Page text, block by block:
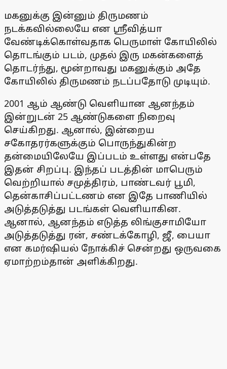
மகனுக்கு இன்னும் திருமணம்
நடக்கவில்லையே என ஸ்ரீவித்யா
வேண்டிக்கொள்வதாக பெருமாள் கோயிலில்
தொடங்கும் படம், முதல் இரு மகன்களைத்
தொடர்ந்து, மூன்றாவது மகனுக்கும் அதே
கோயிலில் திருமணம் நடப்பதோடு முடியும்.
2001 ஆம் ஆண்டு வெளியான ஆனந்தம்
இன்றுடன் 25 ஆண்டுகளை நிறைவு
செய்கிறது. ஆனால், இன்றைய
சகோதரர்களுக்கும் பொருந்துகின்ற
தன்மையிலேயே இப்படம் உள்ளது என்பதே
இதன் சிறப்பு. இந்தப் படத்தின் மாபெரும்
வெற்றியால் சமுத்திரம், பாண்டவர் பூமி,
தென்காசிப்பட்டணம் என இதே பாணியில்
அடுத்தடுத்து படங்கள் வெளியாகின.
ஆனால், ஆனந்தம் எடுத்த லிங்குசாமியோ
அடுத்தடுத்து ரன், சண்டக்கோழி, ஜீ, பையா
என கமர்ஷியல் நோக்கிச் சென்றது ஒருவகை
ஏமாற்றம்தான் அளிக்கிறது.